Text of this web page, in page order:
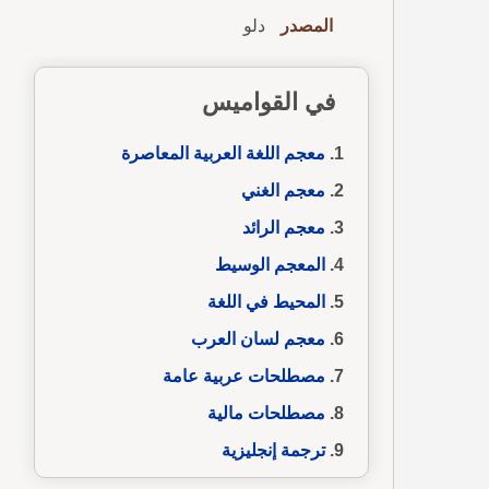
المصدر دلو
في القواميس
معجم اللغة العربية المعاصرة
معجم الغني
معجم الرائد
المعجم الوسيط
المحيط في اللغة
معجم لسان العرب
مصطلحات عربية عامة
مصطلحات مالية
ترجمة إنجليزية